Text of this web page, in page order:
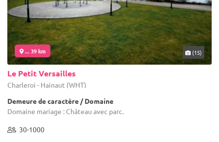
... 39 km (15)
Le Petit Versailles
Charleroi - Hainaut (WHT)
Demeure de caractère / Domaine
Domaine mariage : Château avec parc.
30-1000